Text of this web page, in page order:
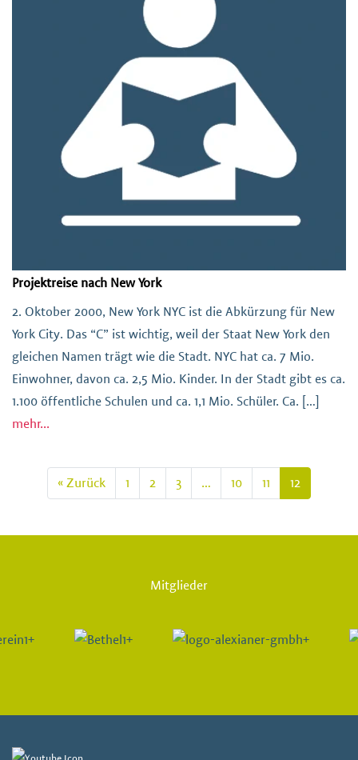
Projektreise nach New York
2. Oktober 2000, New York NYC ist die Abkürzung für New
York City. Das “C” ist wichtig, weil der Staat New York den
gleichen Namen trägt wie die Stadt. NYC hat ca. 7 Mio.
Einwohner, davon ca. 2,5 Mio. Kinder. In der Stadt gibt es ca.
1.100 öffentliche Schulen und ca. 1,1 Mio. Schüler. Ca. […]
mehr...
« Zurück 1 2 3 … 10 11 12
Mitglieder